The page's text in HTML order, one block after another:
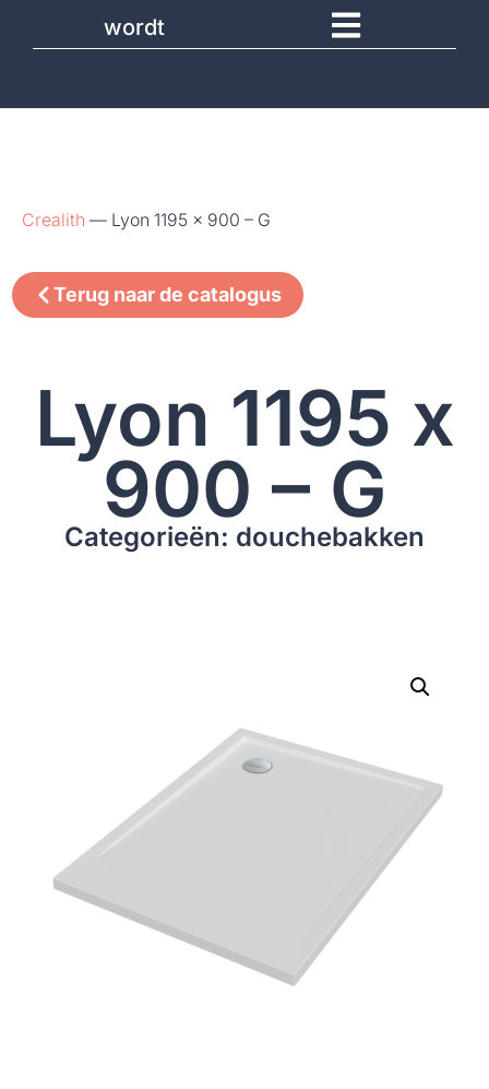
wordt
Crealith — Lyon 1195 x 900 – G
Terug naar de catalogus
Lyon 1195 x
900 – G
Categorieën: douchebakken